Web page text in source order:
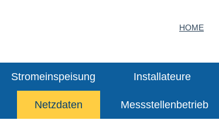
HOME
Stromeinspeisung Installateure
Netzdaten Messstellenbetrieb